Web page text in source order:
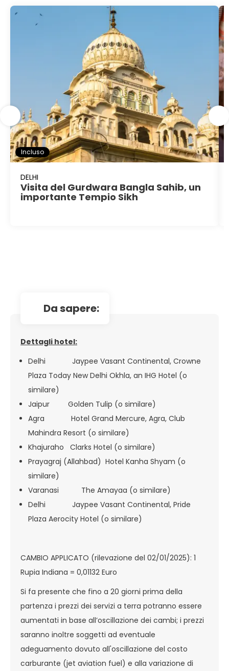
Incluso
DELHI
Visita del Gurdwara Bangla Sahib, un
importante Tempio Sikh
da sapere:
Dettagli hotel:
Delhi Jaypee Vasant Continental, Crowne
Plaza Today New Delhi Okhla, an IHG Hotel (o
similare)
Jaipur Golden Tulip (o similare)
Agra Hotel Grand Mercure, Agra, Club
Mahindra Resort (o similare)
Khajuraho Clarks Hotel (o similare)
Prayagraj (Allahbad) Hotel Kanha Shyam (o
similare)
Varanasi The Amayaa (o similare)
Delhi Jaypee Vasant Continental, Pride
Plaza Aerocity Hotel (o similare)
CAMBIO APPLICATO (rilevazione del 02/01/2025): 1
Rupia Indiana = 0,01132 Euro
Si fa presente che fino a 20 giorni prima della
partenza i prezzi dei servizi a terra potranno essere
aumentati in base all’oscillazione dei cambi; i prezzi
saranno inoltre soggetti ad eventuale
adeguamento dovuto all'oscillazione del costo
carburante (jet aviation fuel) e alla variazione di